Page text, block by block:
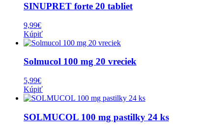
SINUPRET forte 20 tabliet
9,99€
Kúpiť
Solmucol 100 mg 20 vreciek
5,99€
Kúpiť
SOLMUCOL 100 mg pastilky 24 ks